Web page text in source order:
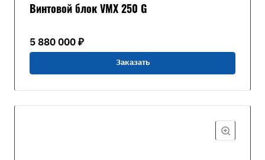
Винтовой блок VMX 250 G
5 880 000 ₽
Заказать